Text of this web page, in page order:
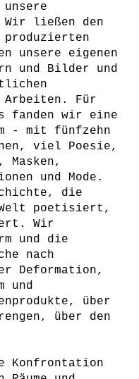
Wir ließen den
produzierten
unsere eigenen
und Bilder und
Für
fanden wir eine
- mit fünfzehn
viel Poesie,
Masken,
und Mode.
die
poetisiert,
Wir
und die
nach
Deformation,
und
über
über den
Konfrontation